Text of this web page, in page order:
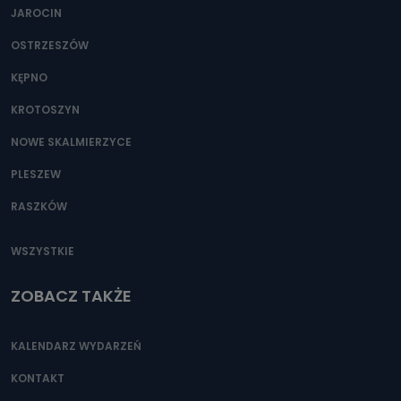
e-mailowo pod adresem: poczta@tvproart.pl
JAROCIN
OSTRZESZÓW
KĘPNO
KROTOSZYN
NOWE SKALMIERZYCE
PLESZEW
RASZKÓW
WSZYSTKIE
ZOBACZ TAKŻE
KALENDARZ WYDARZEŃ
KONTAKT